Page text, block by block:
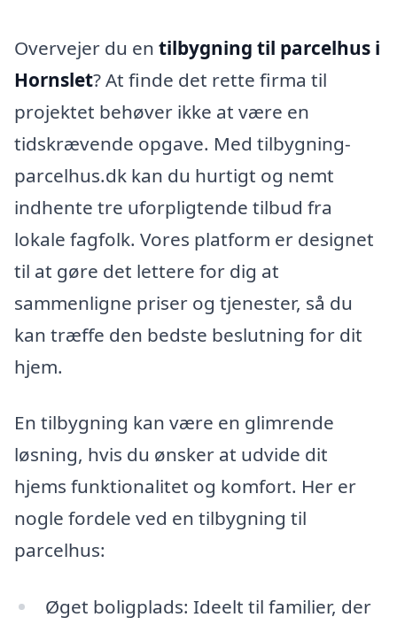
Overvejer du en tilbygning til parcelhus i
Hornslet? At finde det rette firma til
projektet behøver ikke at være en
tidskrævende opgave. Med tilbygning-
parcelhus.dk kan du hurtigt og nemt
indhente tre uforpligtende tilbud fra
lokale fagfolk. Vores platform er designet
til at gøre det lettere for dig at
sammenligne priser og tjenester, så du
kan træffe den bedste beslutning for dit
hjem.
En tilbygning kan være en glimrende
løsning, hvis du ønsker at udvide dit
hjems funktionalitet og komfort. Her er
nogle fordele ved en tilbygning til
parcelhus:
Øget boligplads: Ideelt til familier, der